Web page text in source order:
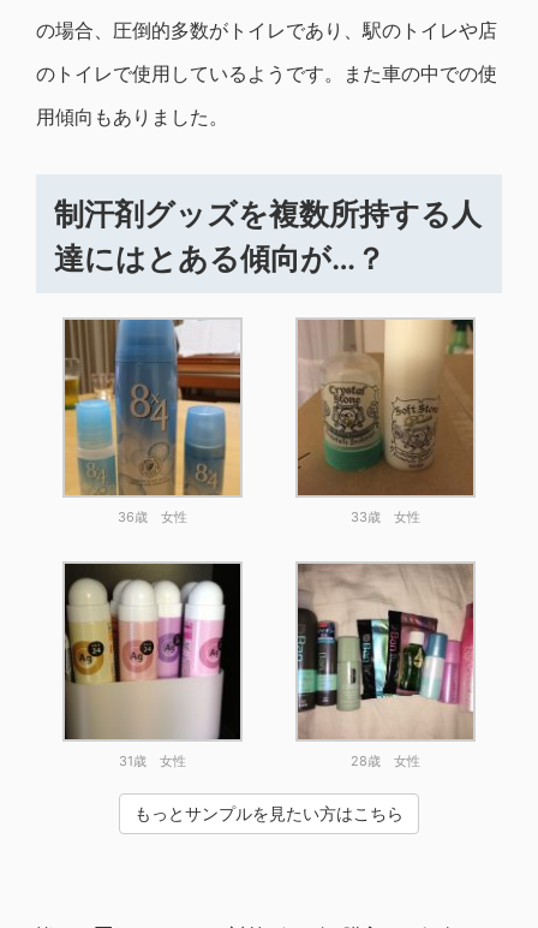
の場合、圧倒的多数がトイレであり、駅のトイレや店
のトイレで使用しているようです。また車の中での使
用傾向もありました。
制汗剤グッズを複数所持する人
達にはとある傾向が…？
36歳 女性 33歳 女性
31歳 女性 28歳 女性
もっとサンプルを見たい方はこちら